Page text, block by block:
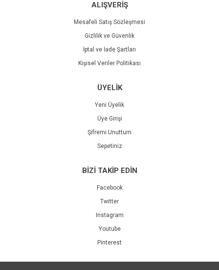
ALIŞVERİŞ
Mesafeli Satış Sözleşmesi
Gizlilik ve Güvenlik
İptal ve İade Şartları
Kişisel Veriler Politikası
ÜYELİK
Yeni Üyelik
Üye Girişi
Şifremi Unuttum
Sepetiniz
BİZİ TAKİP EDİN
Facebook
Twitter
Instagram
Youtube
Pinterest